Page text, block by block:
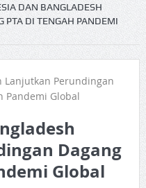
DAN BANGLADESH
PTA DI TENGAH PANDEMI
Dagang
Global